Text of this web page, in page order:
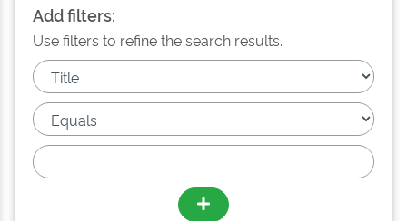
Add filters:
Use filters to refine the search results.